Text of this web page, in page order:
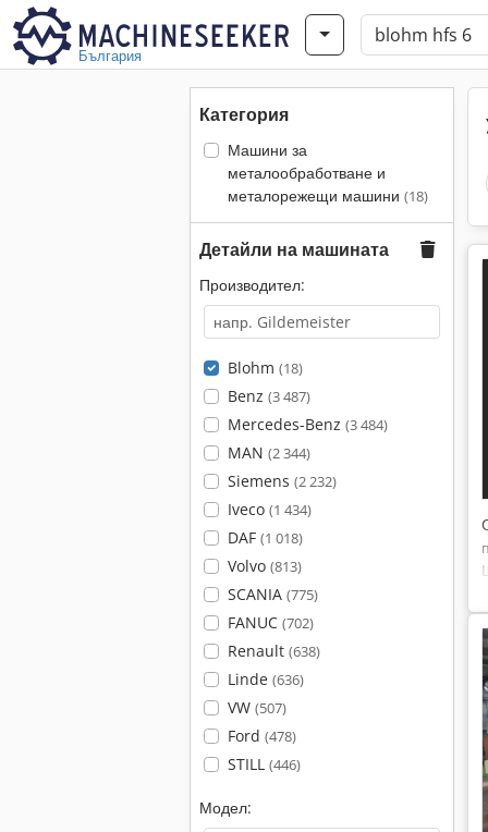
България
Категория
Машини за
металообработване и
металорежещи машини (18)
Детайли на машината
Производител:
Blohm (18)
Benz (3 487)
Mercedes-Benz (3 484)
MAN (2 344)
Siemens (2 232)
Iveco (1 434)
DAF (1 018)
Volvo (813)
SCANIA (775)
FANUC (702)
Renault (638)
Linde (636)
VW (507)
Ford (478)
STILL (446)
Модел: